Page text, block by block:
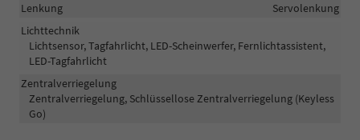
Lenkung
Servolenkung
Lichttechnik
Lichtsensor, Tagfahrlicht, LED-Scheinwerfer, Fernlichtassistent,
LED-Tagfahrlicht
Zentralverriegelung
Zentralverriegelung, Schlüssellose Zentralverriegelung (Keyless
Go)